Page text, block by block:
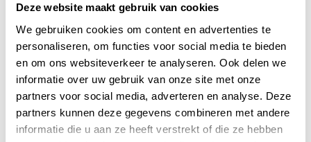
Deze website maakt gebruik van cookies
We gebruiken cookies om content en advertenties te
personaliseren, om functies voor social media te bieden
en om ons websiteverkeer te analyseren. Ook delen we
informatie over uw gebruik van onze site met onze
partners voor social media, adverteren en analyse. Deze
partners kunnen deze gegevens combineren met andere
informatie die u aan ze heeft verstrekt of die ze hebben
OPLEVERINGSNIVEAU
– Gestucte en beige geschilderde wanden
– Vloeren afgewerkt zowel boven als beneden
– Ruim voldoende wandcontactdozen
– Verlichting led beneden en boven led spots
– Kabelgoten inclusief stopcontacten en internet punten
– Toilet
Lees volledige omschrijving